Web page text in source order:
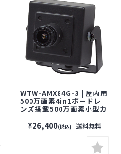
WTW-AMX84G-3 | 屋内用
500万画素4in1ボードレ
ンズ搭載500万画素小型カ
メラ【塚本無線】【防犯
カメラ】【監視カメラ】
【セキュリティーカメラ】
¥26,400(税込) 送料無料